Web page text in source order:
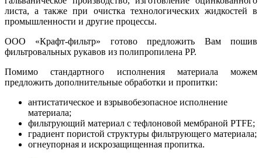
листа, а также при очистка технологических жидкостей в
промышленности и другие процессы.
ООО «Крафт-фильтр» готово предложить Вам пошив
фильтровальных рукавов из полипропилена PP.
Помимо стандартного исполнения материала можем
предложить дополнительные обработки и пропитки:
антистатическое и взрывобезопасное исполнение
материала;
фильтрующий материал с тефлоновой мембраной PTFE;
градиент пористой структуры фильтрующего материала;
огнеупорная и искрозащищенная пропитка.